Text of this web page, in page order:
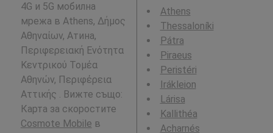
4G и 5G мобилна
мрежа в Athens, Δήμος
Αθηναίων, Атина,
Περιφερειακή Ενότητα
Κεντρικού Τομέα
Αθηνών, Περιφέρεια
Αττικής . Вижте също:
Карта за скоростите
Cosmote Mobile в
Athens
Thessaloníki
Pátra
Piraeus
Peristéri
Irákleion
Lárisa
Kallithéa
Acharnés